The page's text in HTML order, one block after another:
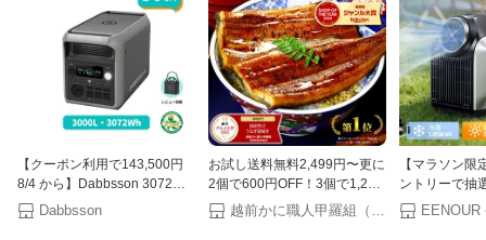
【クーポン利用で143,500円
8/4 から】Dabbsson 3072Wh
ポータブル電源 3000L 3000W
半固体リン酸鉄リチウム 高出
Dabbsson
お試し送料無料2,499円〜更に
2個で600円OFF！3個で1,200
円OFF！4個で2,000円OFF！
楽天グルメ大賞受賞！楽天1位
越前かに職人甲羅組（DENSHOKU）
【マラソン
ントリーで抽
還元】
PA800 ポータ